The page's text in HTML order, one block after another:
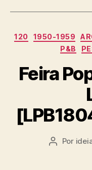
120 1950-1959
P&B
Feira
Autor
Por